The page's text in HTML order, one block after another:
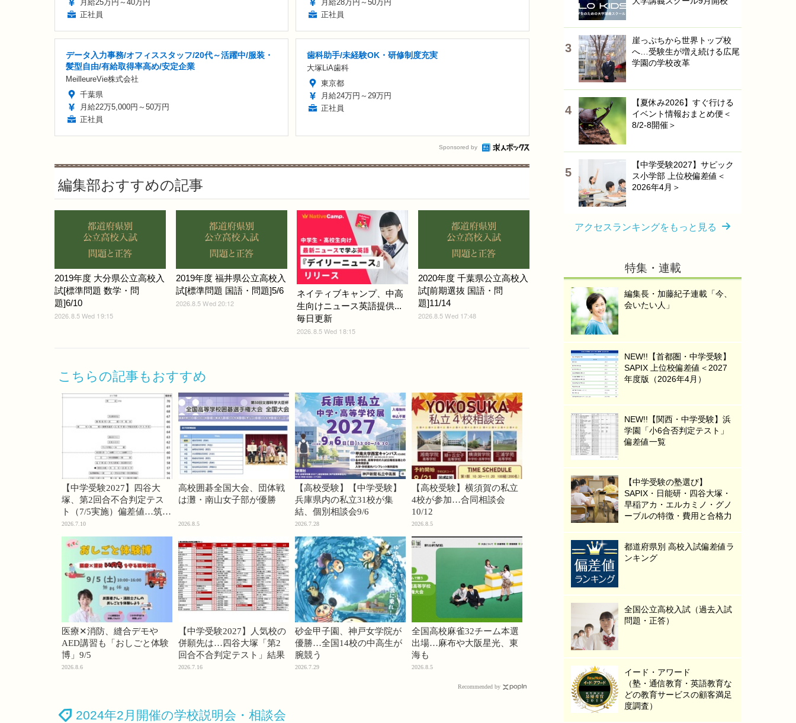
月給25万円～40万円
正社員
月給28万円～50万円
正社員
データ入力事務/オフィススタッフ/20代～活躍中/服装・
髪型自由/有給取得率高め/安定企業
MeilleureVie株式会社
千葉県
月給22万5,000円～50万円
正社員
歯科助手/未経験OK・研修制度充実
大塚LiA歯科
東京都
月給24万円～29万円
正社員
Sponsored by
編集部おすすめの記事
2019年度 大分県公立高校入
試[標準問題 数学・問
題]6/10
2026.8.5 Wed 19:15
2019年度 福井県公立高校入
試[標準問題 国語・問題]5/6
2026.8.5 Wed 20:12
ネイティブキャンプ、中高
生向けニュース英語提供...
毎日更新
2026.8.5 Wed 18:15
2020年度 千葉県公立高校入
試[前期選抜 国語・問
題]11/14
2026.8.5 Wed 17:48
こちらの記事もおすすめ
【中学受験2027】四谷大
塚、第2回合不合判定テス
ト（7/5実施）偏差値…筑駒
74・桜蔭70＜PR＞
2026.7.10
高校囲碁全国大会、団体戦
は灘・南山女子部が優勝
2026.8.5
【高校受験】【中学受験】
兵庫県内の私立31校が集
結、個別相談会9/6
2026.7.28
【高校受験】横須賀の私立
4校が参加…合同相談会
10/12
2026.8.5
医療✕消防、縫合デモや
AED講習も「おしごと体験
博」9/5
2026.8.6
【中学受験2027】人気校の
併願先は…四谷大塚「第2
回合不合判定テスト」結果
2026.7.16
砂金甲子園、神戸女学院が
優勝…全国14校の中高生が
腕競う
2026.7.29
全国高校麻雀32チーム本選
出場…麻布や大阪星光、東
海も
2026.8.5
Recommended by
2024年2月開催の学校説明会・相談会
崖っぷちから世界トップ校
へ…受験生が増え続ける広尾
学園の学校改革
【夏休み2026】すぐ行ける
イベント情報おまとめ便＜
8/2-8開催＞
【中学受験2027】サピック
ス小学部 上位校偏差値＜
2026年4月＞
アクセスランキングをもっと見る
特集・連載
編集長・加藤紀子連載「今、
会いたい人」
NEW!!【首都圏・中学受験】
SAPIX 上位校偏差値＜2027
年度版（2026年4月）
NEW!!【関西・中学受験】浜
学園「小6合否判定テスト」
偏差値一覧
【中学受験の塾選び】
SAPIX・日能研・四谷大塚・
早稲アカ・エルカミノ・グノ
ーブルの特徴・費用と合格力
都道府県別 高校入試偏差値ラ
ンキング
全国公立高校入試（過去入試
問題・正答）
イード・アワード
（塾・通信教育・英語教育な
どの教育サービスの顧客満足
度調査）